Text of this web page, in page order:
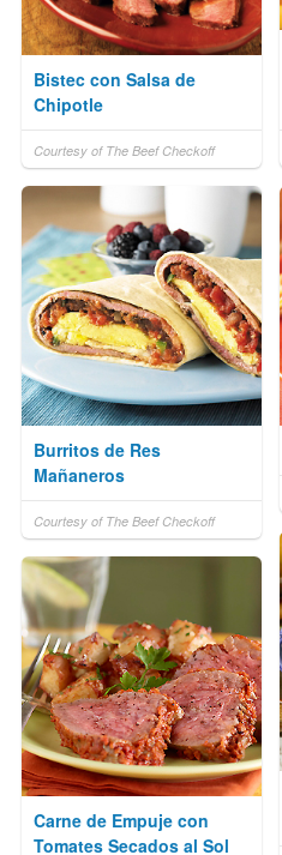
Bistec con Salsa de
Chipotle
Courtesy of The Beef Checkoff
Burritos de Res
Mañaneros
Courtesy of The Beef Checkoff
Carne de Empuje con
Tomates Secados al Sol